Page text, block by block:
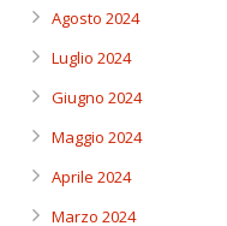
Agosto 2024
Luglio 2024
Giugno 2024
Maggio 2024
Aprile 2024
Marzo 2024